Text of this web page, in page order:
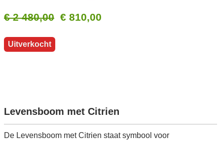
€ 2 480,00 € 810,00
Uitverkocht
Levensboom met Citrien
De Levensboom met Citrien staat symbool voor